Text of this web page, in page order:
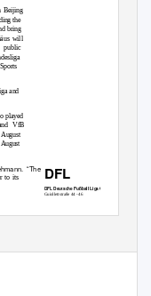
Beijing
the
bring
will
public
and
played
VfB
“The
to its
DFL
DFL Deutsche Fußball Liga GmbH
Guiollettstraße 44 - 46
info@bundesliga.de
E